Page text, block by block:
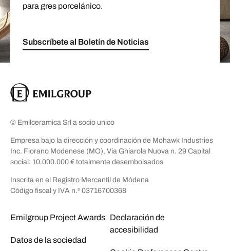
para gres porcelánico.
Subscríbete al Boletín de Noticias
© Emilceramica Srl a socio unico
Empresa bajo la dirección y coordinación de Mohawk Industries
Inc. Fiorano Modenese (MO), Via Ghiarola Nuova n. 29 Capital
social: 10.000.000 € totalmente desembolsados
Inscrita en el Registro Mercantil de Módena
Código fiscal y IVA n.º 03716700368
Emilgroup Project Awards
Datos de la sociedad
Declaración de
accesibilidad